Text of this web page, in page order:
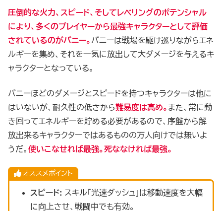
圧倒的な火力、スピード、そしてレベリングのポテンシャル
により、多くのプレイヤーから最強キャラクターとして評価
されているのがバニー。 バニーは戦場を駆け巡りながらエネ
ルギーを集め、それを一気に放出して大ダメージを与えるキ
ャラクターとなっている。
バニーほどのダメージとスピードを持つキャラクターは他に
はいないが、耐久性の低さから難易度は高め。 また、常に動
き回ってエネルギーを貯める必要があるので、序盤から解
放出来るキャラクターではあるものの万人向けでは無いよ
うだ。 使いこなせれば最強。死ななければ最強。
オススメポイント
スピード: スキル「光速ダッシュ」は移動速度を大幅
に向上させ、戦闘中でも有効。